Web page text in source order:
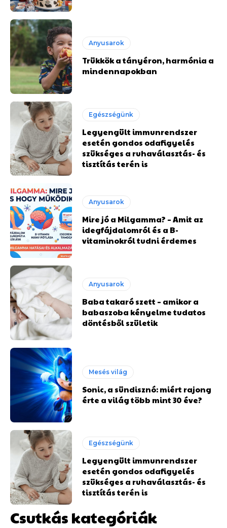
Anyusarok
Trükkök a tányéron, harmónia a
mindennapokban
Egészségünk
Legyengült immunrendszer
esetén gondos odafigyelés
szükséges a ruhaválasztás- és
tisztítás terén is
Anyusarok
Mire jó a Milgamma? – Amit az
idegfájdalomról és a B-
vitaminokról tudni érdemes
Anyusarok
Baba takaró szett – amikor a
babaszoba kényelme tudatos
döntésből születik
Mesés világ
Sonic, a sündisznó: miért rajong
érte a világ több mint 30 éve?
Egészségünk
Legyengült immunrendszer
esetén gondos odafigyelés
szükséges a ruhaválasztás- és
tisztítás terén is
Csutkás kategóriák